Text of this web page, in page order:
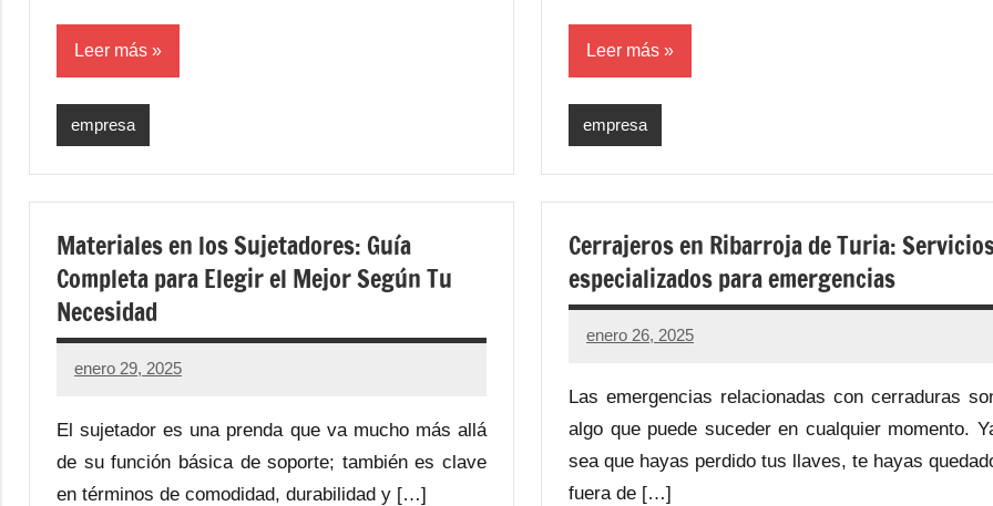
Leer más
empresa
Leer más
empresa
Materiales en los Sujetadores: Guía
Completa para Elegir el Mejor Según Tu
Necesidad
enero 29, 2025
El sujetador es una prenda que va mucho más allá
de su función básica de soporte; también es clave
en términos de comodidad, durabilidad y […]
Cerrajeros en Ribarroja de Turia:
especializados para emergencias
enero 26, 2025
Las emergencias relacionadas con cerraduras
algo que puede suceder en cualquier momento.
sea que hayas perdido tus llaves, te hayas
fuera de […]